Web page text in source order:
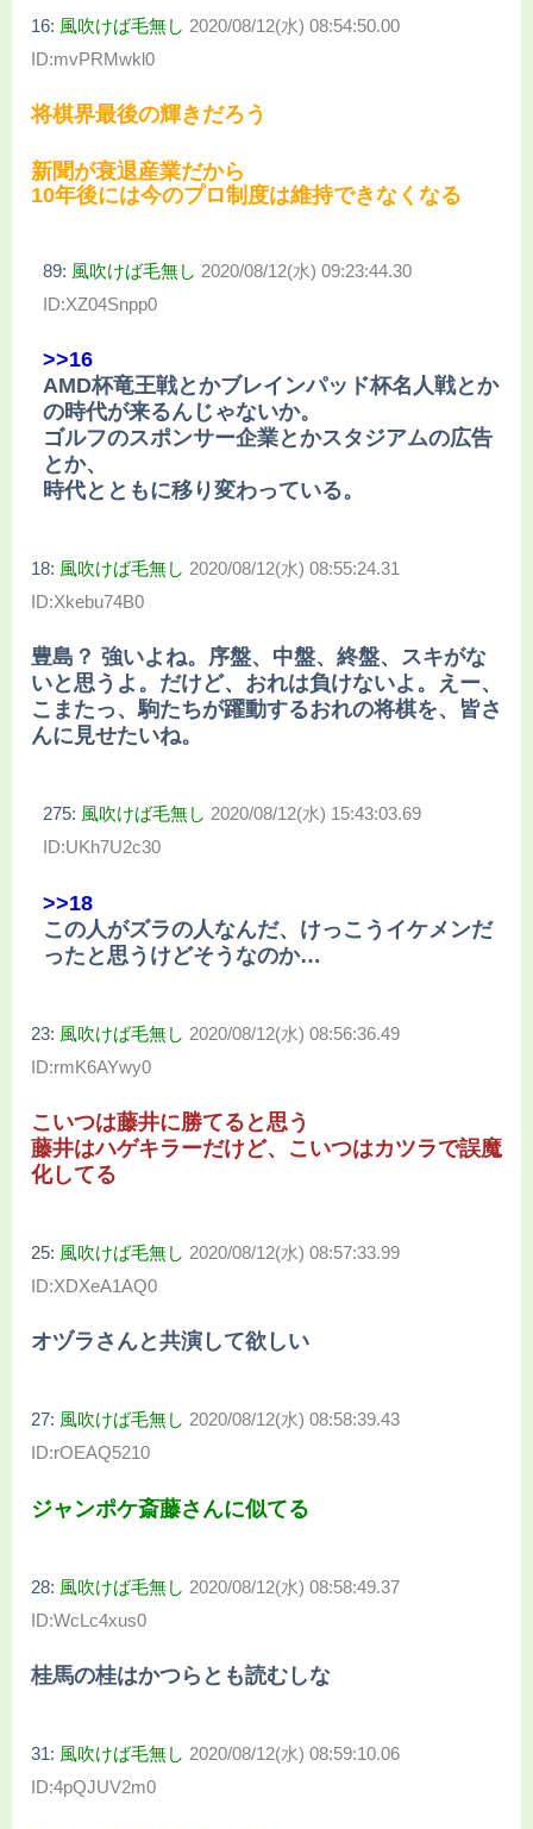
16: 風吹けば毛無し 2020/08/12(水) 08:54:50.00
ID:mvPRMwkl0
将棋界最後の輝きだろう
新聞が衰退産業だから
10年後には今のプロ制度は維持できなくなる
89: 風吹けば毛無し 2020/08/12(水) 09:23:44.30
ID:XZ04Snpp0
>>16
AMD杯竜王戦とかブレインパッド杯名人戦とか
の時代が来るんじゃないか。
ゴルフのスポンサー企業とかスタジアムの広告
とか、
時代とともに移り変わっている。
18: 風吹けば毛無し 2020/08/12(水) 08:55:24.31
ID:Xkebu74B0
豊島？ 強いよね。序盤、中盤、終盤、スキがな
いと思うよ。だけど、おれは負けないよ。えー、
こまたっ、駒たちが躍動するおれの将棋を、皆さ
んに見せたいね。
275: 風吹けば毛無し 2020/08/12(水) 15:43:03.69
ID:UKh7U2c30
>>18
この人がズラの人なんだ、けっこうイケメンだ
ったと思うけどそうなのか…
23: 風吹けば毛無し 2020/08/12(水) 08:56:36.49
ID:rmK6AYwy0
こいつは藤井に勝てると思う
藤井はハゲキラーだけど、こいつはカツラで誤魔
化してる
25: 風吹けば毛無し 2020/08/12(水) 08:57:33.99
ID:XDXeA1AQ0
オヅラさんと共演して欲しい
27: 風吹けば毛無し 2020/08/12(水) 08:58:39.43
ID:rOEAQ5210
ジャンポケ斎藤さんに似てる
28: 風吹けば毛無し 2020/08/12(水) 08:58:49.37
ID:WcLc4xus0
桂馬の桂はかつらとも読むしな
31: 風吹けば毛無し 2020/08/12(水) 08:59:10.06
ID:4pQJUV2m0